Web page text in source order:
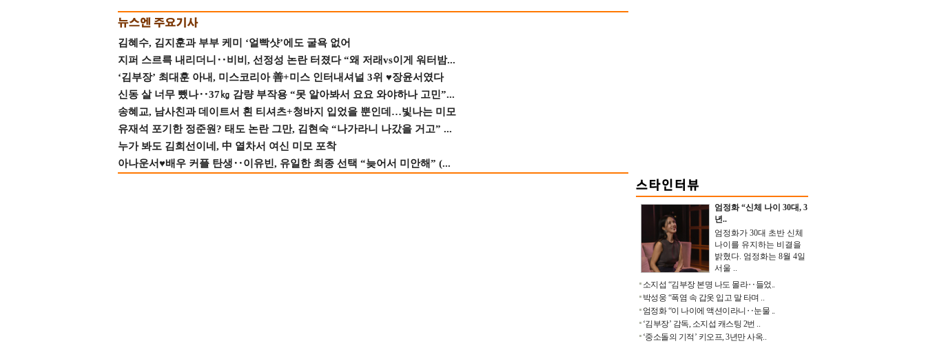
김혜수, 김지훈과 부부 케미 ‘얼빡샷’에도 굴욕 없어
지퍼 스르륵 내리더니‥비비, 선정성 논란 터졌다 “왜 저래vs이게 워터밤...
‘김부장’ 최대훈 아내, 미스코리아 善+미스 인터내셔널 3위 ♥장윤서였다
신동 살 너무 뺐나‥37㎏ 감량 부작용 “못 알아봐서 요요 와야하나 고민”...
송혜교, 남사친과 데이트서 흰 티셔츠+청바지 입었을 뿐인데…빛나는 미모
유재석 포기한 정준원? 태도 논란 그만, 김현숙 “나가라니 나갔을 거고” ...
누가 봐도 김희선이네, 中 열차서 여신 미모 포착
아나운서♥배우 커플 탄생‥이유빈, 유일한 최종 선택 “늦어서 미안해” (...
엄정화 “신체 나이 30대, 3
년..
엄정화가 30대 초반 신체
나이를 유지하는 비결을
밝혔다. 엄정화는 8월 4일
서울 ..
소지섭 “김부장 본명 나도 몰라‥들었..
박성웅 “폭염 속 갑옷 입고 말 타며 ..
엄정화 “이 나이에 액션이라니‥눈물 ..
‘김부장’ 감독, 소지섭 캐스팅 2번 ..
‘중소돌의 기적’ 키오프, 3년만 사옥..